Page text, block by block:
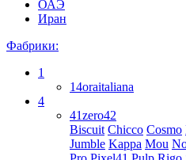
ОАЭ
Иран
Фабрики:
1
14oraitaliana
4
41zero42
Biscuit Chicco Cosmo
Jumble Kappa Mou